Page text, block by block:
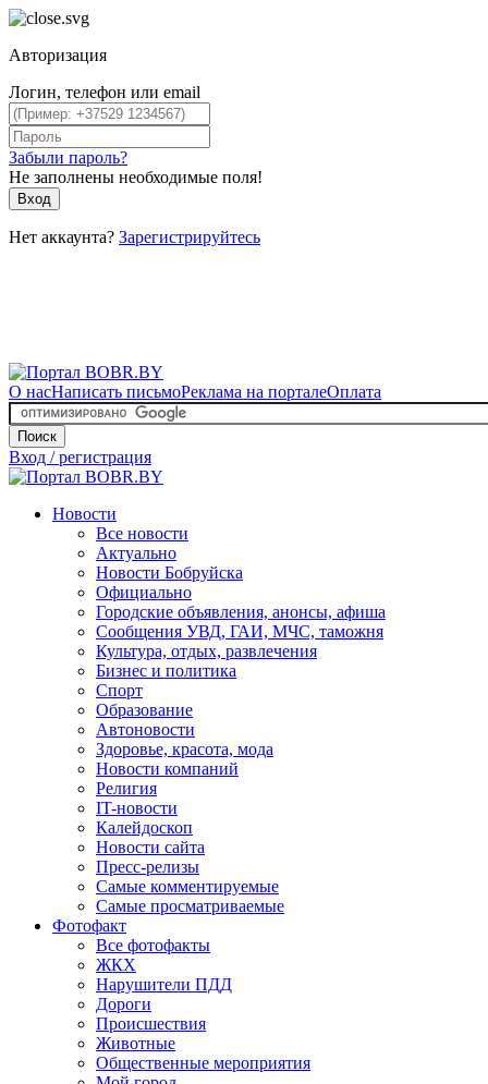
Авторизация
Логин, телефон или email
Забыли пароль?
Не заполнены необходимые поля!
Вход
Нет аккаунта? Зарегистрируйтесь
О насНаписать письмоРеклама на порталеОплата
Поиск
Вход / регистрация
Новости
Все новости
Актуально
Новости Бобруйска
Официально
Городские объявления, анонсы, афиша
Сообщения УВД, ГАИ, МЧС, таможня
Культура, отдых, развлечения
Бизнес и политика
Спорт
Образование
Автоновости
Здоровье, красота, мода
Новости компаний
Религия
IT-новости
Калейдоскоп
Новости сайта
Пресс-релизы
Самые комментируемые
Самые просматриваемые
Фотофакт
Все фотофакты
ЖКХ
Нарушители ПДД
Дороги
Происшествия
Животные
Общественные мероприятия